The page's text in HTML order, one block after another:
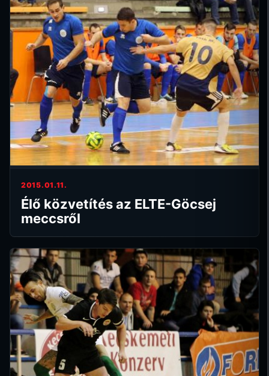
2015.01.11.
Élő közvetítés az ELTE-Göcsej
meccsről